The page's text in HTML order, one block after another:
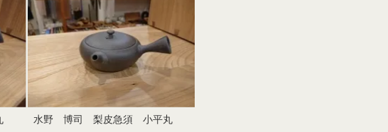
水野 博司 梨皮急須 小平丸